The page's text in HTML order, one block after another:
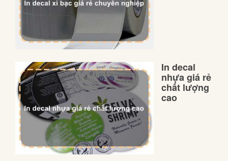
In decal
nhựa giá rẻ
chất lượng
cao